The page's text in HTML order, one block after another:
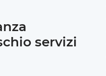
servizi